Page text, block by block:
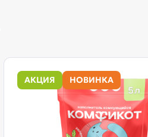
АКЦИЯ НОВИНКА